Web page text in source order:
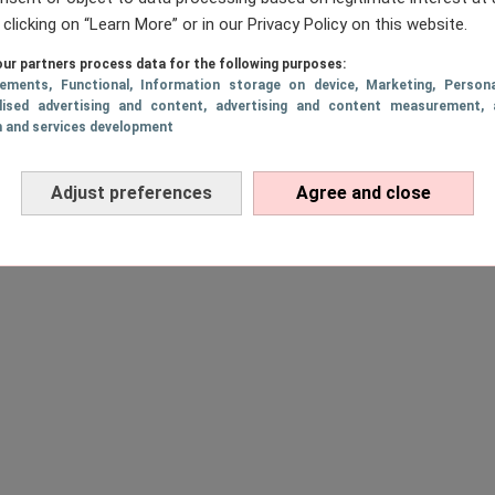
on “Learn More” or in our Privacy Policy on this website.
partners process data for the following purposes:
, Functional , Information storage on device, Marketing,
advertising and content, advertising and content measurement,
and services development
Adjust preferences Agree and close
Onze favorieten voor
2021